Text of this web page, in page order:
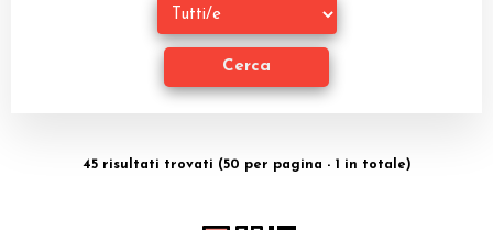
Giochi di Carte Collezionabili
45 risultati trovati (50 per pagina - 1 in totale)